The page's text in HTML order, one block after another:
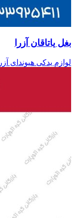
بغل یاتاقان آزرا
لوازم یدکی هیوندای آزرا